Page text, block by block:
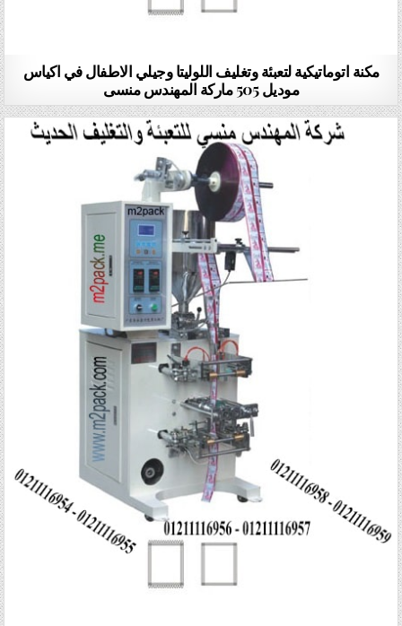
مكنة اتوماتيكية لتعبئة وتغليف اللوليتا وجيلي الاطفال في اكياس
موديل 505 ماركة المهندس منسى